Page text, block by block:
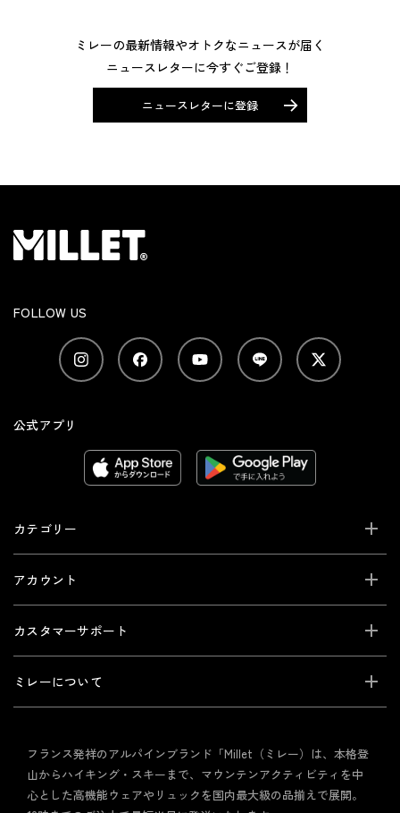
ミレーの最新情報やオトクなニュースが届く
ニュースレターに今すぐご登録！
ニュースレターに登録
FOLLOW US
公式アプリ
カテゴリー
アカウント
カスタマーサポート
ミレーについて
フランス発祥のアルパインブランド「Millet（ミレー）は、本格登
山からハイキング・スキーまで、マウンテンアクティビティを中
心とした高機能ウェアやリュックを国内最大級の品揃えで展開。